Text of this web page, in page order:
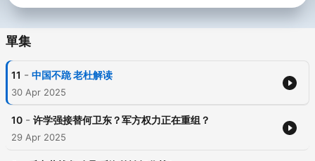
單集
11 - 中国不跪 老杜解读
30 Apr 2025
10 - 许学强接替何卫东？军方权力正在重组？
29 Apr 2025